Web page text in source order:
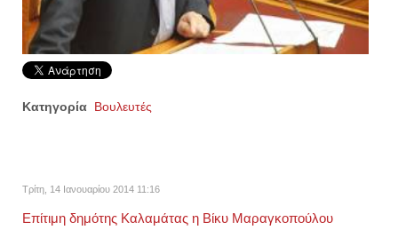
Κατηγορία Βουλευτές
Τρίτη, 14 Ιανουαρίου 2014 11:16
Επίτιμη δημότης Καλαμάτας η Βίκυ Μαραγκοπούλου